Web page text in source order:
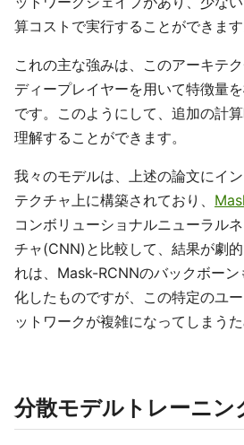
算コストで実行することができます
これの主な強みは、このアーキテ
ディープレイヤーを用いて特徴量
です。このようにして、追加の計
理解することができます。
我々のモデルは、上述の論文にイ
テクチャ上に構築されており、
コンボリューショナルニューラル
チャ(CNN)と比較して、結果が劇
れは、Mask-RCNNのバックボー
化したものですが、この特定のユ
ットワークが複雑になってしまうた
分散モデルトレーニン